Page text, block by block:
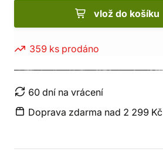
vlož do košíku
359 ks prodáno
60 dní na vrácení
Doprava zdarma nad 2 299 Kč